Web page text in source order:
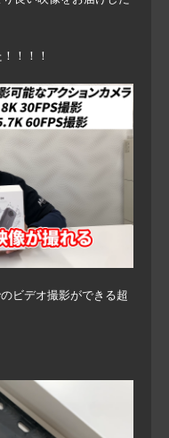
！！！
ビデオ撮影ができる超